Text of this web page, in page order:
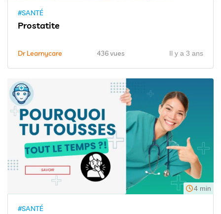
#SANTÉ
Prostatite
Dr Learnycare 436 vues Il y a 3 ans
4 min
#SANTÉ